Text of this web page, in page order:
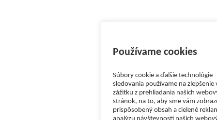
Používame cookies
Súbory cookie a ďalšie technológie
sledovania používame na zlepšenie
zážitku z prehliadania našich
stránok, na to, aby sme vám
prispôsobený obsah a cielené